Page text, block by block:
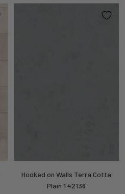
Hooked on Walls Terra Cotta
Plain 1 42136